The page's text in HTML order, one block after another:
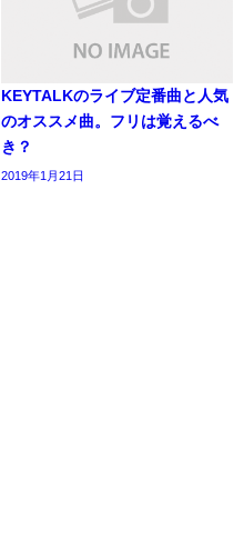
KEYTALKのライブ定番曲と人気
のオススメ曲。フリは覚えるべ
き？
2019年1月21日